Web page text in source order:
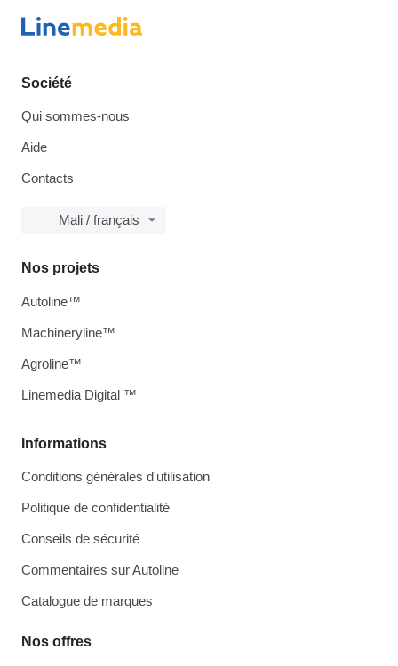
Société
Qui sommes-nous
Aide
Contacts
Mali / français
Informations
Conditions générales d'utilisation
Politique de confidentialité
Conseils de sécurité
Commentaires sur Autoline
Catalogue de marques
Nos offres
Nos projets
Autoline™
Machineryline™
Agroline™
Linemedia Digital ™